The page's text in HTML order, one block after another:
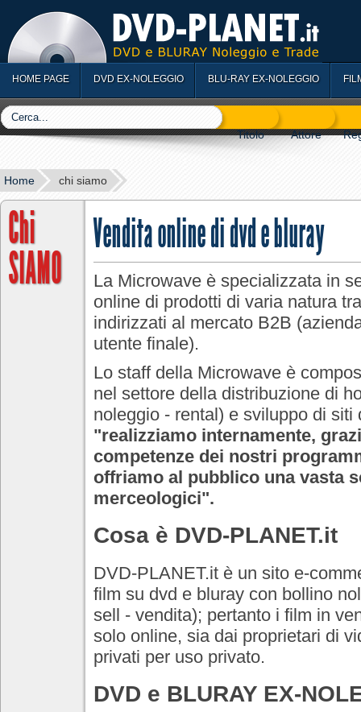
HOME PAGE DVD EX-NOLEGGIO BLU-RAY EX-NOLEGGIO
Home chi siamo
Chi
SIAMO
Vendita online di dvd e bluray
La Microwave è specializzata in
online di prodotti di varia natura
indirizzati al mercato B2B
utente finale).
Lo staff della Microwave è
nel settore della distribuzione di
noleggio - rental) e sviluppo di siti
"realizziamo internamente,
competenze dei nostri
offriamo al pubblico una vasta
merceologici".
Cosa è DVD-PLANET.it
DVD-PLANET.it è un sito e-
film su dvd e bluray con bollino
sell - vendita); pertanto i film in
solo online, sia dai proprietari di
privati per uso privato.
DVD e BLURAY EX-